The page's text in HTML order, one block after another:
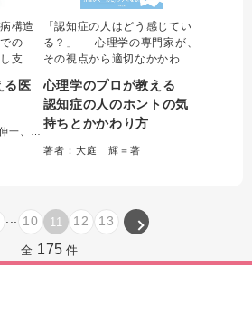
構造
の
支え
本の
とな
対象
医
「認知症の人はどう感じてい
る？」──心理学の専門家が、
その視点から適切なかかわり
じことを尋ねる」「お風呂に
入ってくれない」、そんな難
しい状況ごとに、本人の心に
～くまとめた、認知症ケアの
心理学のプロが教える
認知症の人のホントの気
持ちとかかわり方
著者：大庭 輝＝著
10 11 12 13
全 175 件